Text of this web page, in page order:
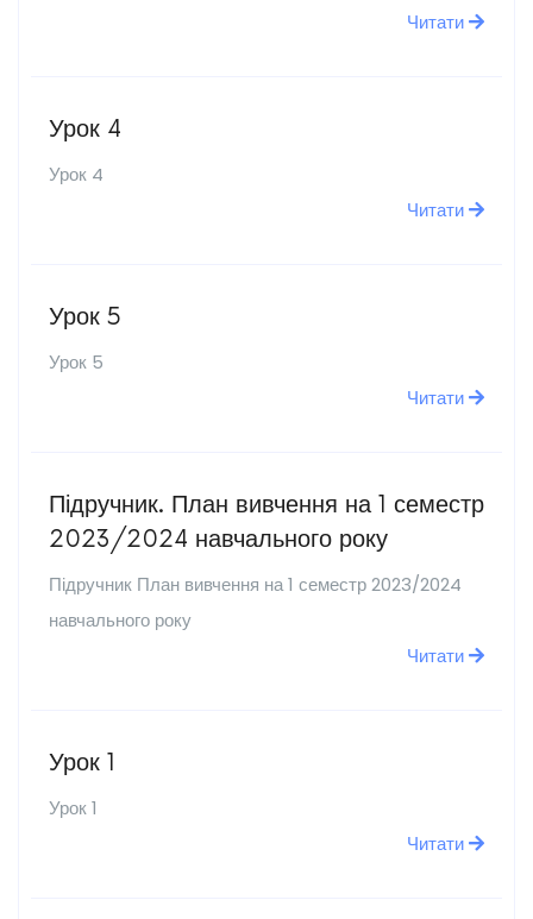
Читати
Урок 4
Урок 4
Читати
Урок 5
Урок 5
Читати
Підручник. План вивчення на 1 семестр
2023/2024 навчального року
Підручник План вивчення на 1 семестр 2023/2024
навчального року
Читати
Урок 1
Урок 1
Читати